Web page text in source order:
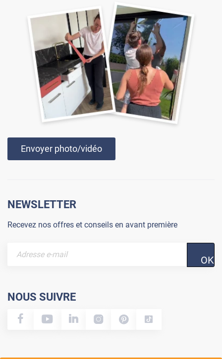
Envoyer photo/vidéo
NEWSLETTER
Recevez nos offres et conseils en avant première
OK
NOUS SUIVRE